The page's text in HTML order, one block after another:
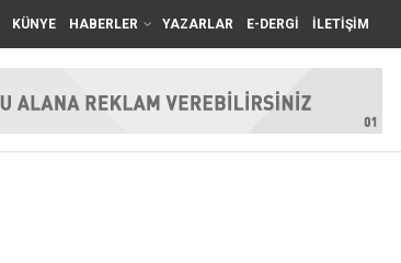
KÜNYE HABERLER YAZARLAR E-DERGİ İLETİŞİM